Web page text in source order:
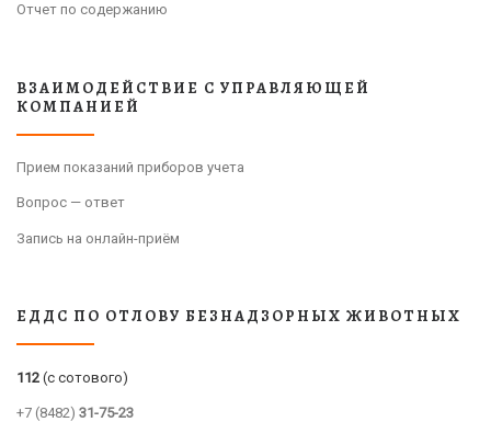
Отчет по содержанию
ВЗАИМОДЕЙСТВИЕ С УПРАВЛЯЮЩЕЙ
КОМПАНИЕЙ
Прием показаний приборов учета
Вопрос — ответ
Запись на онлайн-приём
ЕДДС ПО ОТЛОВУ БЕЗНАДЗОРНЫХ ЖИВОТНЫХ
112 (с сотового)
+7 (8482) 31-75-23